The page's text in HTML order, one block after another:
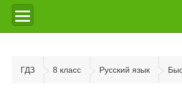
ГДЗ 8 класс Русский язык